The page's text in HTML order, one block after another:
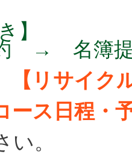
】
→ 名簿
【リサイク
ース日程・
い。